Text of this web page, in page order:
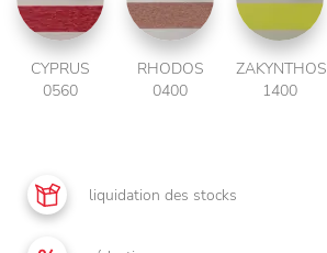
CYPRUS
0560
RHODOS
0400
ZAKYNTHOS
1400
liquidation des stocks